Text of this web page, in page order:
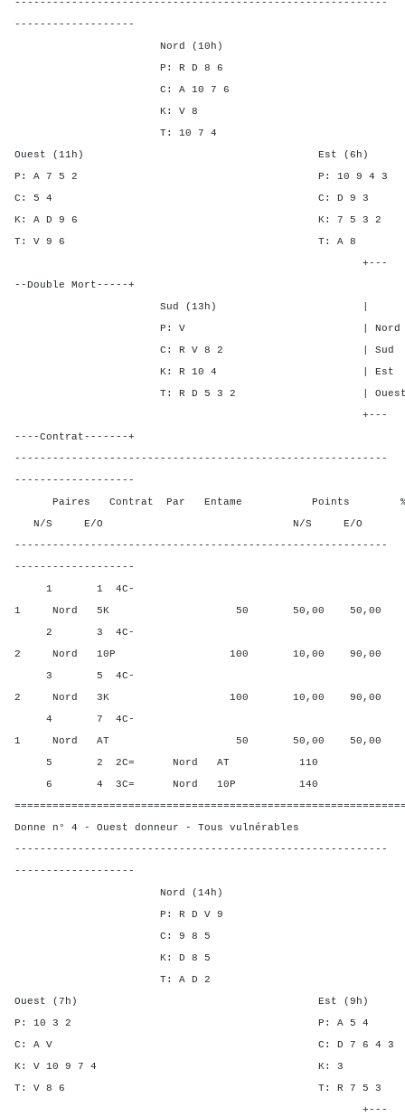
-----------------------------------------------------------
-------------------
Nord (10h)
P: R D 8 6
C: A 10 7 6
K: V 8
T: 10 7 4
Ouest (11h) Est (6h)
P: A 7 5 2 P: 10 9
C: 5 4 C: D
K: A D 9 6 K: 7 5
T: V 9 6 T:
+---
--Double Mort-----+
Sud (13h) | SA P
P: V | Nord 2 1
C: R V 8 2 | Sud 2 1
K: R 10 4 | Est - -
T: R D 5 3 2 | Ouest -
+---
----Contrat-------+
-----------------------------------------------------------
-------------------
Paires Contrat Par Entame Points %
N/S E/O N/S E/O N/
-----------------------------------------------------------
-------------------
1 1 4C-
1 Nord 5K 50 50,00 50,00
2 3 4C-
2 Nord 10P 100 10,00 90,00
3 5 4C-
2 Nord 3K 100 10,00 90,00
4 7 4C-
1 Nord AT 50 50,00 50,00
5 2 2C= Nord AT 110
6 4 3C= Nord 10P 140
Donne n° 4 - Ouest donneur - Tous vulnérables
-----------------------------------------------------------
-------------------
Nord (14h)
P: R D V 9
C: 9 8 5
K: D 8 5
T: A D 2
Ouest (7h) Est (9h)
P: 10 3 2 P: A
C: A V C: D 7 6
K: V 10 9 7 4
T: V 8 6 T: R 7
+---